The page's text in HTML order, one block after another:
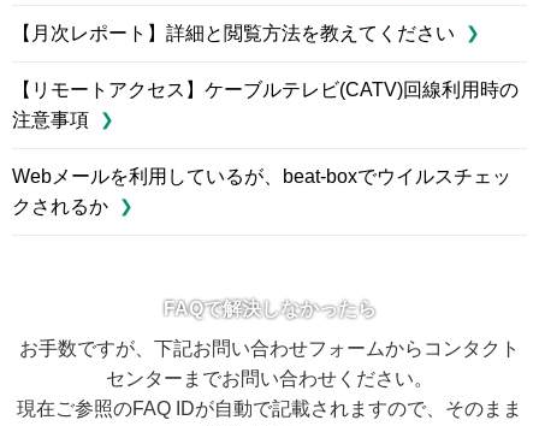
【月次レポート】詳細と閲覧方法を教えてください
【リモートアクセス】ケーブルテレビ(CATV)回線利用時の
注意事項
Webメールを利用しているが、beat-boxでウイルスチェッ
クされるか
FAQで解決しなかったら
お手数ですが、下記お問い合わせフォームからコンタクト
センターまでお問い合わせください。
現在ご参照のFAQ IDが自動で記載されますので、そのまま